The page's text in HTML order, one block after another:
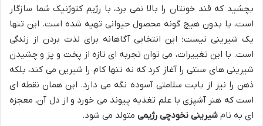
بچشید که قند خونتان را بالا نمی برد، با رژیم کتوژنیک شما سازگار
است، یا بدون هیچ گونه محصول حیوانی تهیه شده است. این تنها
یک شیرینی نیست؛ این انتخابی آگاهانه برای لذت بردن از زندگی
است. با این تغییرات، می توان تجربه ای تازه از پخت و پز و چشیدن
شیرینی های سنتی را آغاز کرد که نه تنها کام را شیرین می کند، بلکه
ذهن را نیز از بابت سلامتی آسوده نگه می دارد. این همان نقطه ای
است که هنر آشپزی با علم تغذیه پیوند می خورد و از دل آن، معجزه
ای به نام شیرینی نخودچی رژیمی متولد می شود.